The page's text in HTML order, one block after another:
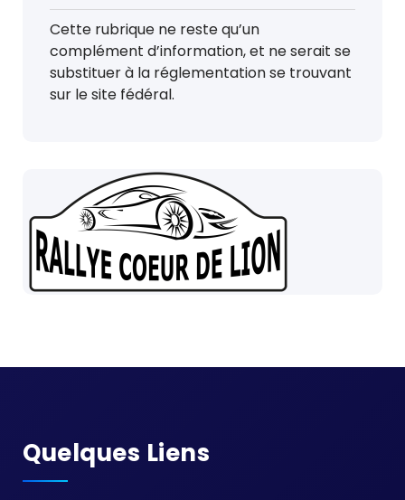
Cette rubrique ne reste qu’un
complément d’information, et ne serait se
substituer à la réglementation se trouvant
sur le site fédéral.
Quelques Liens